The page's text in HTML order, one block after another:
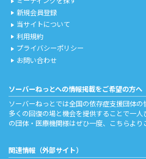
play_arrow 新規会員登録
play_arrow 当サイトについて
play_arrow 利用規約
play_arrow プライバシーポリシー
play_arrow お問い合わせ
ソーバーねっとへの情報掲載をご希望の方へ
ソーバーねっとでは全国の依存症支援団体
多くの回復の場と機会を提供することで一
の団体・医療機関様はぜひ一度、
こちらより
関連情報（外部サイト）